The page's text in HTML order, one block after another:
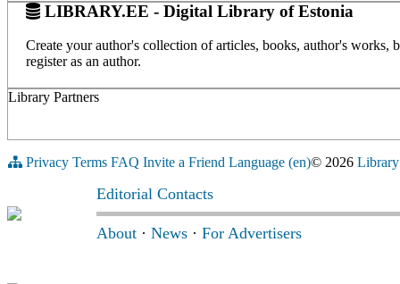
LIBRARY.EE - Digital Library of Estonia
Create your author's collection of articles, books, author's
register as an author.
Library Partners
Privacy Terms FAQ Invite a Friend Language (en)© 2026
Editorial Contacts
About · News · For Advertisers